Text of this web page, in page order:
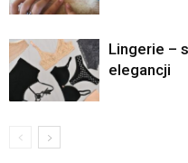
Lingerie –
elegancji